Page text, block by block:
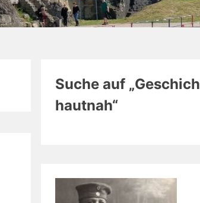
Suche auf
hautnah“